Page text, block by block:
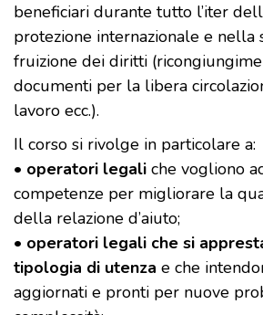
beneficiari durante tutto l’iter
protezione internazionale e nella
fruizione dei diritti
documenti per la libera
lavoro ecc.).
Il corso si rivolge in particolare a:
• operatori legali che vogliono
competenze per migliorare la
della relazione d’aiuto;
• operatori legali che si
tipologia di utenza e che
aggiornati e pronti per nuove